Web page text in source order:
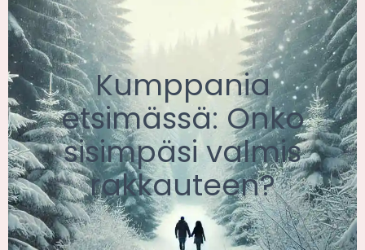
Kumppania
etsimässä: Onko
sisimpäsi valmis
rakkauteen?